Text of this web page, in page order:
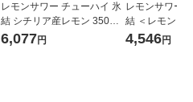
レモンサワー チューハイ 氷
結 シチリア産レモン 350ml
2ケース (48本) 送料無料
6,077円
レモンサワー
結 ＜レモン＞
4,546円